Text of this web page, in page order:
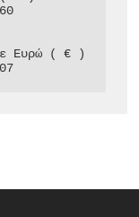
Ευρώ ( € )